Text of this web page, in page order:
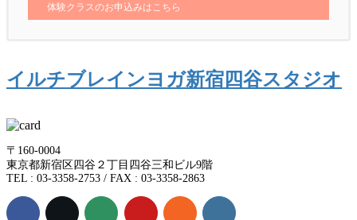
体験クラスのお申込みはこちら
イルチブレインヨガ新宿四谷スタジオ
〒160-0004
東京都新宿区四谷２丁目四谷三和ビル9階
TEL : 03-3358-2753 / FAX : 03-3358-2863